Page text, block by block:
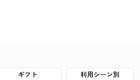
ギフト 利用シーン別